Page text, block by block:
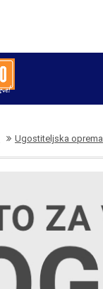
Ugostiteljska oprema